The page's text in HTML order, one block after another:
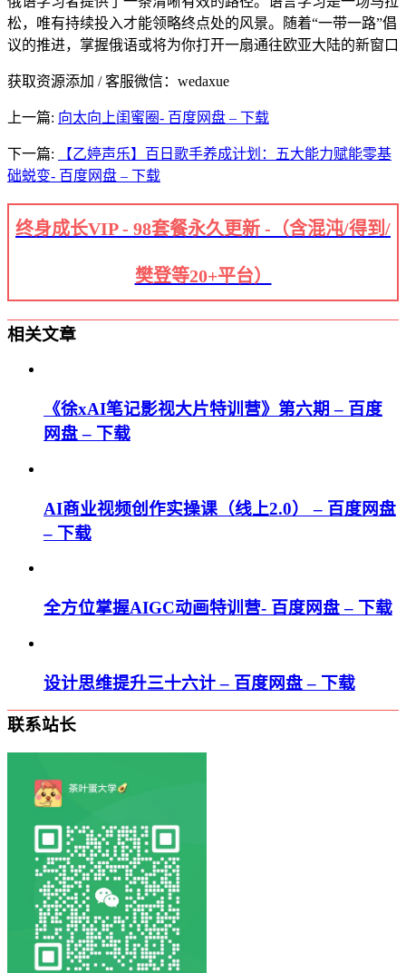
松，唯有持续投入才能领略终点处的风景。随着“一带一路”倡
议的推进，掌握俄语或将为你打开一扇通往欧亚大陆的新窗口
获取资源添加 / 客服微信：wedaxue
上一篇: 向太向上闺蜜圈- 百度网盘 – 下载
下一篇:
【乙婷声乐】百日歌手养成计划：五大能力赋能零基
础蜕变- 百度网盘 – 下载
终身成长VIP - 98套餐永久更新 -（含混沌/得到/
樊登等20+平台）
相关文章
《徐xAI笔记影视大片特训营》第六期 – 百度
网盘 – 下载
AI商业视频创作实操课（线上2.0） – 百度网盘
– 下载
全方位掌握AIGC动画特训营- 百度网盘 – 下载
设计思维提升三十六计 – 百度网盘 – 下载
联系站长